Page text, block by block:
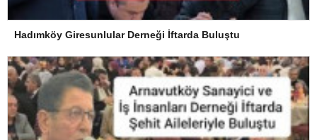
Hadımköy Giresunlular Derneği İftarda Buluştu